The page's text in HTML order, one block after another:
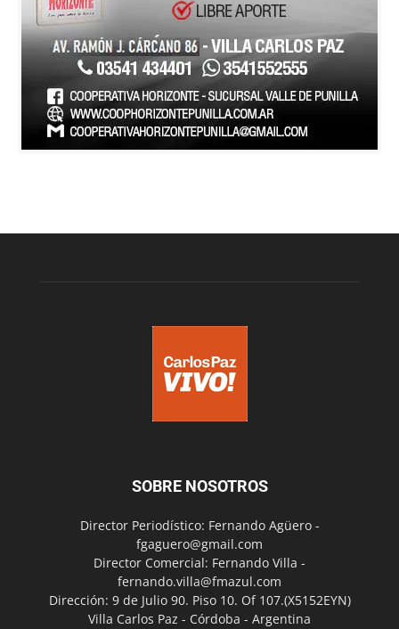
SOBRE NOSOTROS
Director Periodístico: Fernando Agüero -
fgaguero@gmail.com
Director Comercial: Fernando Villa -
fernando.villa@fmazul.com
Dirección: 9 de Julio 90. Piso 10. Of 107.(X5152EYN)
Villa Carlos Paz - Córdoba - Argentina